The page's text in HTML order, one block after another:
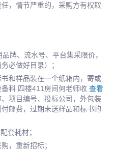
，情节严重的，采购方有权取
牌、流水号、平台集采限价，
必做好目录）；
和样品装在一个纸箱内，寄或
科 四楼411房间何老师收 查看
、项目编号、投标公司，外包装
邮费，过期未送样品和标书的
套耗材；
，重新招标；